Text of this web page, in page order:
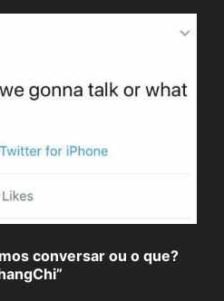
conversar ou o que?